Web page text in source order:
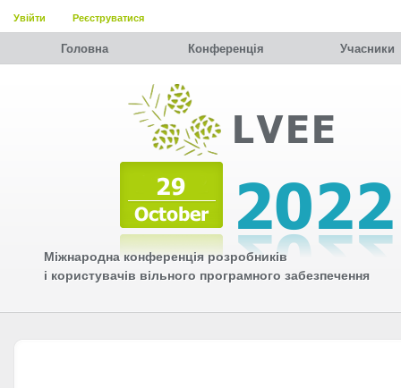
Увійти Реєструватися
Головна Конференція Учасники
Міжнародна конференція розробників
і користувачів вільного програмного забезпечення